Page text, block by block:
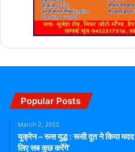
Popular Posts
March 2, 2022
यूक्रेन – रूस युद्ध : रूसी दूत ने किया मदद
लिए सब कुछ करेंगे’